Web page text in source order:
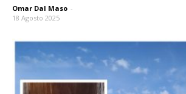
Omar Dal Maso -
18 Agosto 2025